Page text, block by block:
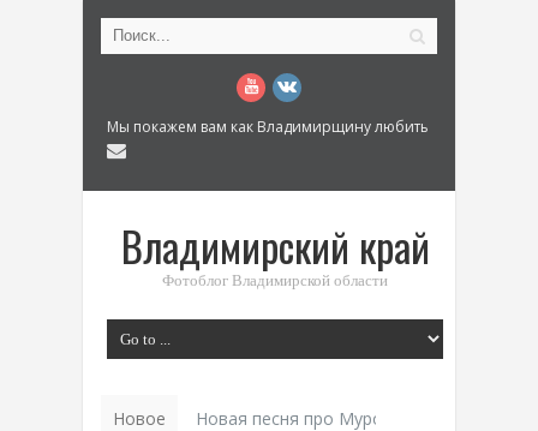
Мы покажем вам как Владимирщину любить
Владимирский край
Фотоблог Владимирской области
Новое Новая песня про Муром: «Былинный